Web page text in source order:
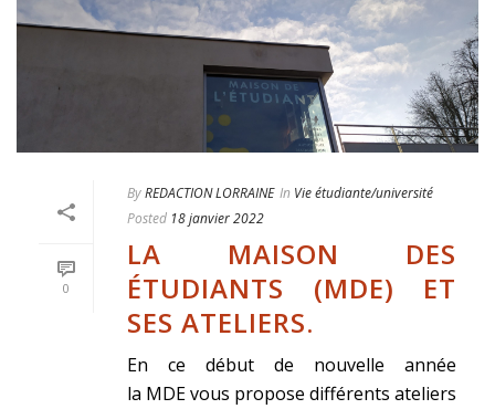
0
ByREDACTION LORRAINE In Vie étudiante/université
Posted 18 janvier 2022
LA MAISON DES
ÉTUDIANTS (MDE) ET
SES ATELIERS.
En ce début de nouvelle année
la MDE vous propose différents ateliers